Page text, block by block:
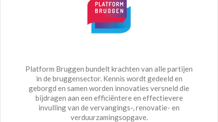
Platform Bruggen bundelt krachten van alle partijen
in de bruggensector. Kennis wordt gedeeld en
geborgd en samen worden innovaties versneld die
bijdragen aan een efficiëntere en effectievere
invulling van de vervangings-, renovatie- en
verduurzamingsopgave.